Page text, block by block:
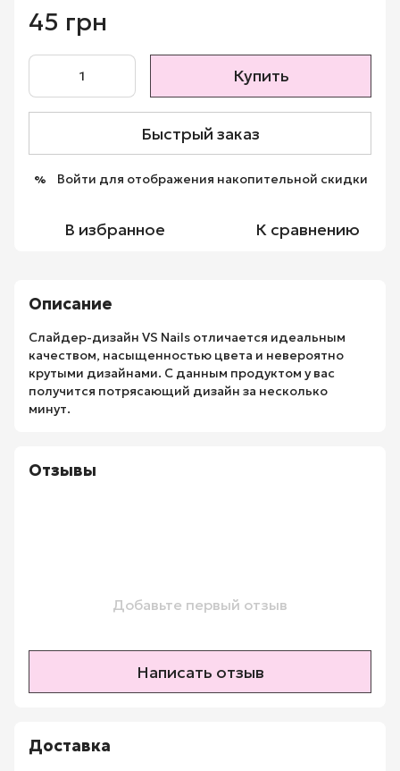
45 грн
Купить
Быстрый заказ
% Войти для отображения накопительной скидки
В избранное К сравнению
Описание
Слайдер-дизайн VS Nails отличается идеальным
качеством, насыщенностью цвета и невероятно
крутыми дизайнами. С данным продуктом у вас
получится потрясающий дизайн за несколько
минут.
Отзывы
Добавьте первый отзыв
Написать отзыв
Доставка